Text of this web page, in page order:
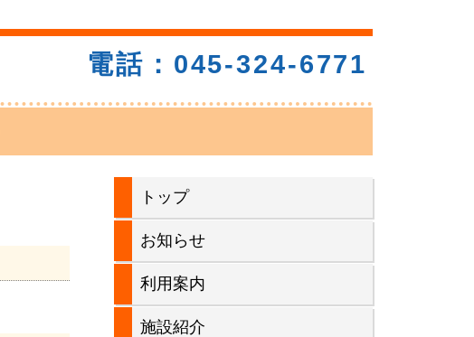
電話：045-324-6771
サ
トップ
お知らせ
利用案内
施設紹介